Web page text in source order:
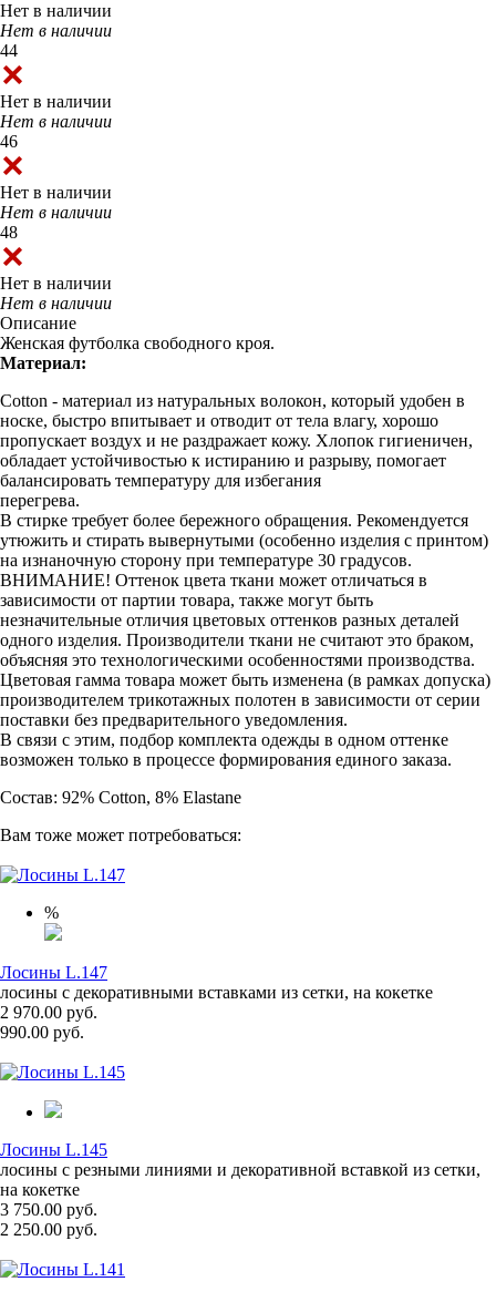
Нет в наличии
Нет в наличии
44
Нет в наличии
Нет в наличии
46
Нет в наличии
Нет в наличии
48
Нет в наличии
Нет в наличии
Описание
Женская футболка свободного кроя.
Материал:
Cotton - материал из натуральных волокон, который удобен в
носке, быстро впитывает и отводит от тела влагу, хорошо
пропускает воздух и не раздражает кожу. Хлопок гигиеничен,
обладает устойчивостью к истиранию и разрыву, помогает
балансировать температуру для избегания
перегрева.
В стирке требует более бережного обращения. Рекомендуется
утюжить и стирать вывернутыми (особенно изделия с принтом)
на изнаночную сторону при температуре 30 градусов.
ВНИМАНИЕ! Оттенок цвета ткани может отличаться в
зависимости от партии товара, также могут быть
незначительные отличия цветовых оттенков разных деталей
одного изделия. Производители ткани не считают это браком,
объясняя это технологическими особенностями производства.
Цветовая гамма товара может быть изменена (в рамках допуска)
производителем трикотажных полотен в зависимости от серии
поставки без предварительного уведомления.
В связи с этим, подбор комплекта одежды в одном оттенке
возможен только в процессе формирования единого заказа.
Состав: 92% Cotton, 8% Elastane
Вам тоже может потребоваться:
%
Лосины L.147
лосины с декоративными вставками из сетки, на кокетке
2 970.00 руб.
990.00 руб.
Лосины L.145
лосины с резными линиями и декоративной вставкой из сетки,
на кокетке
3 750.00 руб.
2 250.00 руб.